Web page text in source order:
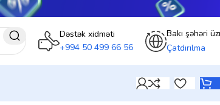
Dəstək xidməti
+994 50 499 66 56
Bakı şəhəri
Çatdırılma